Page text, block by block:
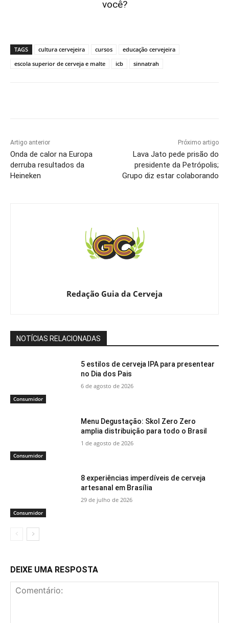
você?
TAGS cultura cervejeira cursos
educação cervejeira
escola superior de cerveja e malte
icb sinnatrah
Artigo anterior
Onda de calor na Europa
derruba resultados da
Heineken
Próximo artigo
Lava Jato pede prisão do
presidente da Petrópolis;
Grupo diz estar colaborando
Redação Guia da Cerveja
NOTÍCIAS RELACIONADAS
Consumidor
5 estilos de cerveja IPA para presentear
no Dia dos Pais
6 de agosto de 2026
Consumidor
Menu Degustação: Skol Zero Zero
amplia distribuição para todo o Brasil
1 de agosto de 2026
Consumidor
8 experiências imperdíveis de cerveja
artesanal em Brasília
29 de julho de 2026
DEIXE UMA RESPOSTA